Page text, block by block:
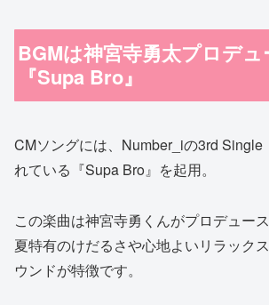
BGMは神宮寺勇太プロデュ
『Supa Bro』
CMソングには、Number_iの3rd Single
れている『Supa Bro』を起用。
この楽曲は神宮寺勇くんがプロデュー
夏特有のけだるさや心地よいリラック
ウンドが特徴です。